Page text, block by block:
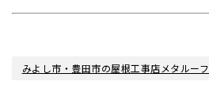
みよし市・豊田市の屋根工事店メタルーフ